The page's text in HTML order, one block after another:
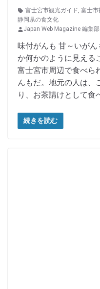
富士宮市観光ガイド, 富士市
静岡県の食文化
Japan Web Magazine 編集部
味付がんも 甘～いが
か何かのように見える
富士宮市周辺で食べら
んもだ。地元の人は、
り、お茶請けとして食
続きを読む